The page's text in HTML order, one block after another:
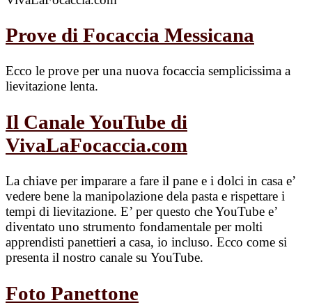
Prove di Focaccia Messicana
Ecco le prove per una nuova focaccia semplicissima a
lievitazione lenta.
Il Canale YouTube di
VivaLaFocaccia.com
La chiave per imparare a fare il pane e i dolci in casa e’
vedere bene la manipolazione dela pasta e rispettare i
tempi di lievitazione. E’ per questo che YouTube e’
diventato uno strumento fondamentale per molti
apprendisti panettieri a casa, io incluso. Ecco come si
presenta il nostro canale su YouTube.
Foto Panettone